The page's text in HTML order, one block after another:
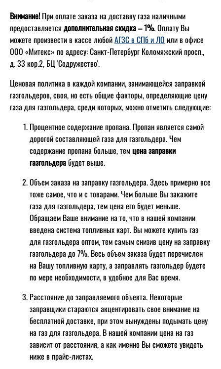
Внимание!При оплате заказа на доставку газа наличными
предоставляется дополнительная скидка – 1%. Оплату Вы
можете произвести в кассе любойАГЗС в СПб и ЛО или в офисе
ООО «Митекс» по адресу: Санкт-Петербург Коломяжский просп.,
д. 33 кор.2, БЦ 'Содружество'.
Ценовая политика в каждой компании, занимающейся заправкой
газгольдеров, своя, но есть общие факторы, определяющие цену
газа для газгольдера, среди которых, можно отметить следующие:
Процентное содержание пропана. Пропан является самой
дорогой составляющей газа для газгольдера. Чем
содержание пропана больше, темцена заправки
газгольдерабудет выше.
Объем заказа на заправку газгольдера. Здесь примерно все
тоже самое, что и с товарами. Чем больше Вы закажите
газа для газгольдера, тем цена его будет меньше.
Обращаем Ваше внимание на то, что в нашей компании
введена система топливных карт. Вы можете купить газ
для газгольдера оптом, тем самым снизив цену на заправку
газгольдера до 7%. Весь объем заказа будет перечислен
на Вашу топливную карту, а заправлять газгольдер будете
по мере необходимости, в удобное для Вас время.
Расстояние до заправляемого объекта. Некоторые
заправщики стараются акцентировать свое внимание на
бесплатной доставке, при этом вынуждены подымать цену
на газ для газгольдера. В нашей компании цена на газ
зависит от расстояния, а как именно Вы сможете увидеть
ниже в прайс-листах.